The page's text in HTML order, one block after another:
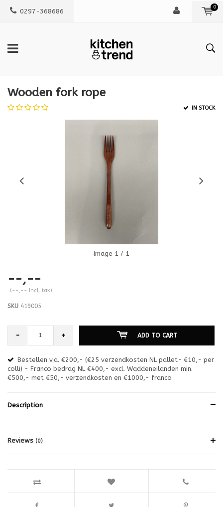
0297-368686
0
Wooden fork rope
IN STOCK
Image 1 / 1
--,--
(--,-- Incl. tax)
SKU 419005
- + ADD TO CART
Bestellen v.a. €200,- (€25 verzendkosten NL pallet- €10,- per
colli) - Franco bedrag NL €400,- excl. Waddeneilanden min.
€500,- met €50,- verzendkosten en €1000,- franco
Description
Reviews (0)